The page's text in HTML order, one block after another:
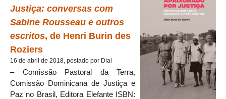
Justiça: conversas com
Sabine Rousseau e outros
escritos, de Henri Burin des
Roziers
16 de abril de 2018, postado por Dial
– Comissão Pastoral da Terra,
Comissão Dominicana de Justiça e
Paz no Brasil, Editora Elefante ISBN: